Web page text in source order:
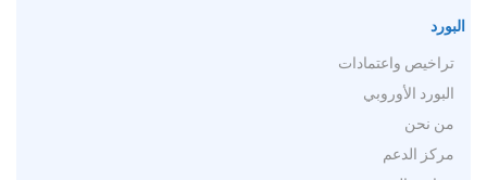
البورد
تراخيص واعتمادات
البورد الأوروبي
من نحن
مركز الدعم